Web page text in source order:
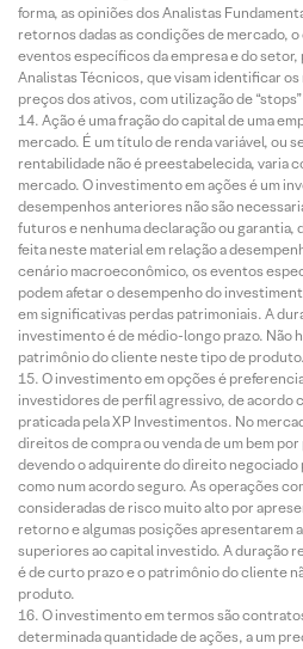
forma, as opiniões dos Analistas
retornos dadas as condições de mercado,
eventos específicos da empresa e do
Analistas Técnicos, que visam identificar
preços dos ativos, com utilização de
Ação é uma fração do capital de uma
mercado. É um título de renda variável, ou
rentabilidade não é preestabelecida, varia
mercado. O investimento em ações é um
desempenhos anteriores não são
futuros e nenhuma declaração ou garantia,
feita neste material em relação a
cenário macroeconômico, os eventos
podem afetar o desempenho do
em significativas perdas patrimoniais. A
investimento é de médio-longo prazo. Não
patrimônio do cliente neste tipo de produto.
O investimento em opções é
investidores de perfil agressivo, de acordo
praticada pela XP Investimentos. No
direitos de compra ou venda de um bem
devendo o adquirente do direito negociado
como num acordo seguro. As operações
consideradas de risco muito alto por
retorno e algumas posições apresentarem
superiores ao capital investido. A duração
é de curto prazo e o patrimônio do cliente
produto.
O investimento em termos são
determinada quantidade de ações, a um